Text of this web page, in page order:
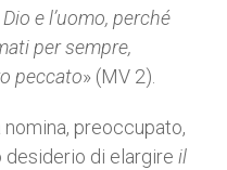
e l’uomo, perché
per sempre,
peccato» (MV 2).
preoccupato,
desiderio di elargire il